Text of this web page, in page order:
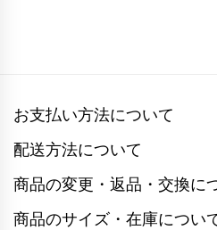
お支払い方法について
配送方法について
商品の変更・返品・交換に
商品のサイズ・在庫につい